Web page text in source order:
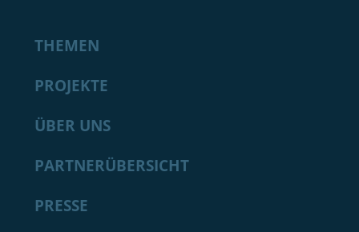
THEMEN
PROJEKTE
ÜBER UNS
PARTNERÜBERSICHT
PRESSE